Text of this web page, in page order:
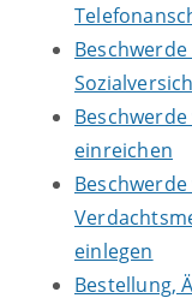
einreichen
einlegen
Bestellung,